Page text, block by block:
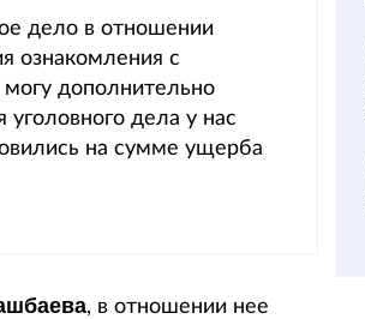
дело в отношении
ознакомления с
дополнительно
дела у нас
на сумме ущерба
, в отношении нее